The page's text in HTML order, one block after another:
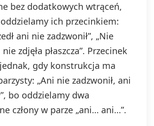
bez dodatkowych wtrąceń,
ich przecinkiem:
ani nie zadzwonił”, „Nie
zdjęła płaszcza”. Przecinek
gdy konstrukcja ma
„Ani nie zadzwonił, ani
bo oddzielamy dwa
człony w parze „ani… ani…”.